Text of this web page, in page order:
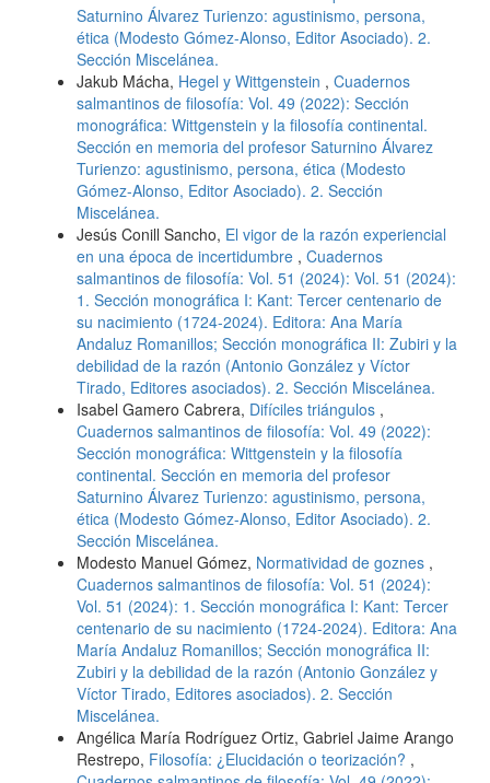
Saturnino Álvarez Turienzo: agustinismo, persona,
ética (Modesto Gómez-Alonso, Editor Asociado). 2.
Sección Miscelánea.
Jakub Mácha, Hegel y Wittgenstein , Cuadernos
salmantinos de filosofía: Vol. 49 (2022): Sección
monográfica: Wittgenstein y la filosofía continental.
Sección en memoria del profesor Saturnino Álvarez
Turienzo: agustinismo, persona, ética (Modesto
Gómez-Alonso, Editor Asociado). 2. Sección
Miscelánea.
Jesús Conill Sancho, El vigor de la razón experiencial
en una época de incertidumbre , Cuadernos
salmantinos de filosofía: Vol. 51 (2024): Vol. 51 (2024):
1. Sección monográfica I: Kant: Tercer centenario de
su nacimiento (1724-2024). Editora: Ana María
Andaluz Romanillos; Sección monográfica II: Zubiri y la
debilidad de la razón (Antonio González y Víctor
Tirado, Editores asociados). 2. Sección Miscelánea.
Isabel Gamero Cabrera, Difíciles triángulos ,
Cuadernos salmantinos de filosofía: Vol. 49 (2022):
Sección monográfica: Wittgenstein y la filosofía
continental. Sección en memoria del profesor
Saturnino Álvarez Turienzo: agustinismo, persona,
ética (Modesto Gómez-Alonso, Editor Asociado). 2.
Sección Miscelánea.
Modesto Manuel Gómez, Normatividad de goznes ,
Cuadernos salmantinos de filosofía: Vol. 51 (2024):
Vol. 51 (2024): 1. Sección monográfica I: Kant: Tercer
centenario de su nacimiento (1724-2024). Editora: Ana
María Andaluz Romanillos; Sección monográfica II:
Zubiri y la debilidad de la razón (Antonio González y
Víctor Tirado, Editores asociados). 2. Sección
Miscelánea.
Angélica María Rodríguez Ortiz, Gabriel Jaime Arango
Restrepo, Filosofía: ¿Elucidación o teorización? ,